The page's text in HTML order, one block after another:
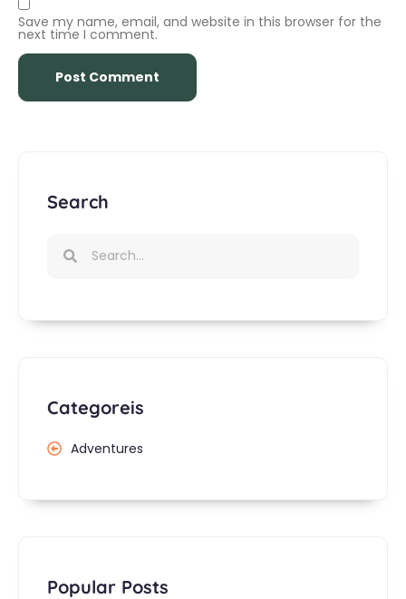
Save my name, email, and website in this browser for the
next time I comment.
Search
Categoreis
Adventures
Popular Posts